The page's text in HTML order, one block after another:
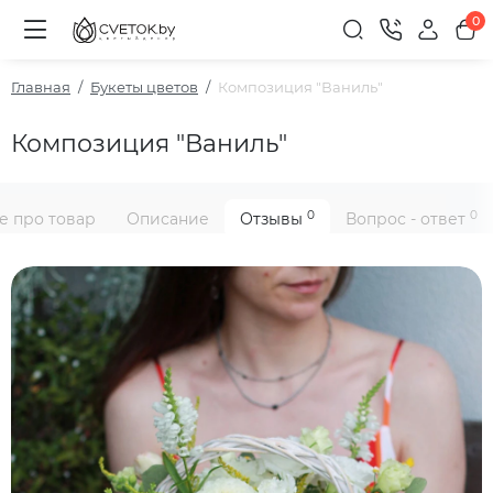
0
Главная Букеты цветов Композиция "Ваниль"
Композиция "Ваниль"
про товар Описание Отзывы 0 Вопрос - ответ 0